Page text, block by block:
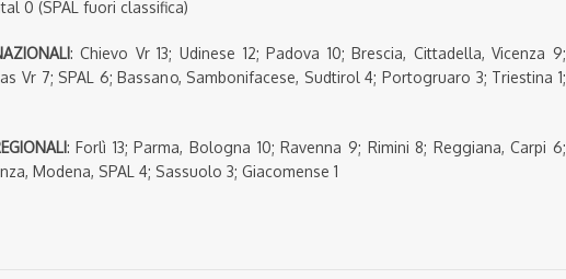
0 (SPAL fuori classifica)
: Chievo Vr 13; Udinese 12; Padova 10; Brescia, Cittadella, Vicenza 9;
Vr 7; SPAL 6; Bassano, Sambonifacese, Sudtirol 4; Portogruaro 3; Triestina 1;
: Forlì 13; Parma, Bologna 10; Ravenna 9; Rimini 8; Reggiana, Carpi 6;
Modena, SPAL 4; Sassuolo 3; Giacomense 1